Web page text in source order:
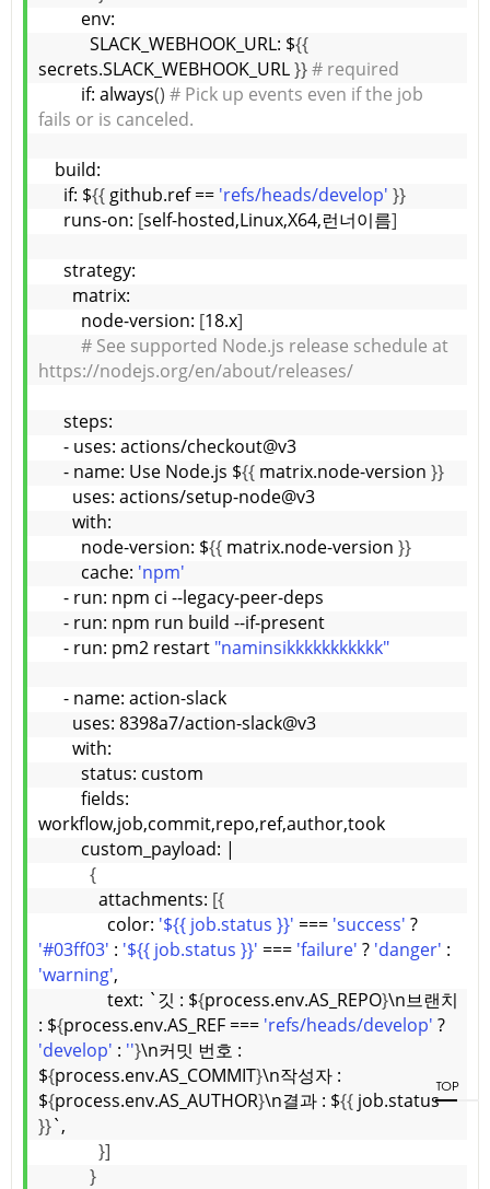
        env:
          SLACK_WEBHOOK_URL: $
{{
secrets.SLACK_WEBHOOK_URL }}# required
        if: always
() # Pick up events even if the job
fails or is canceled.
  build:
    if: $
{{ github.ref == 'refs/heads/develop' }}
    runs-on:
[self-hosted,Linux,X64,런너이름]
    strategy:
      matrix:
        node-version:
[18.x]
# See supported Node.js release schedule at
https://nodejs.org/en/about/releases/
    steps:
    - uses: actions/checkout@v3
    - name: Use Node.js $
{{ matrix.node-version }}
      uses: actions/setup-node@v3
      with:
        node-version: $
{{ matrix.node-version }}
        cache:
'npm'
    - run: npm ci --legacy-peer-deps
    - run: npm run build --if-present
    - run: pm2 restart
"naminsikkkkkkkkkkk"
    - name: action-slack
      uses: 8398a7/action-slack@v3
      with:
        status: custom
        fields:
workflow,job,commit,repo,ref,author,took
        custom_payload: |
{
            attachments:
[{
              color:
'${{ job.status }}' === 'success'
'#03ff03' : '${{ job.status }}' === 'failure' ? 'danger'
'warning',
              text: `깃 : $
{process.env.AS_REPO}\n브랜치
: ${process.env.AS_REF === 'refs/heads/develop'
'develop' : ''}\n커밋 번호 :
${process.env.AS_COMMIT}\n작성자 :
${process.env.AS_AUTHOR}\n결과 : ${{
job.status
}}`,
}]
}
TOP